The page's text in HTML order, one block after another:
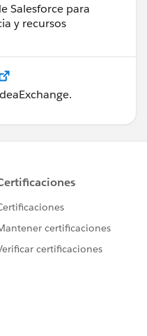
Salesforce para
y recursos